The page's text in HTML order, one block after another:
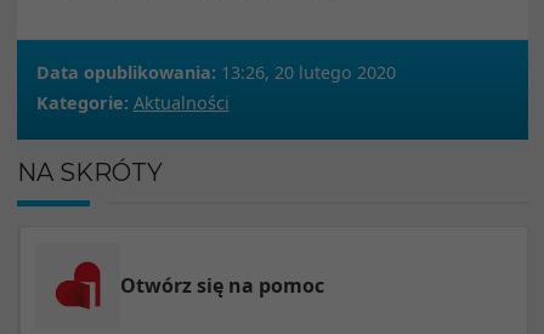
Data opublikowania: 13:26, 20 lutego 2020
Kategorie: Aktualności
NA SKRÓTY
Otwórz się na pomoc